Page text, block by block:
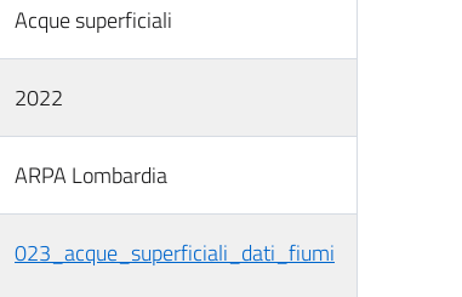
Acque superficiali
2022
ARPA Lombardia
023_acque_superficiali_dati_fiumi